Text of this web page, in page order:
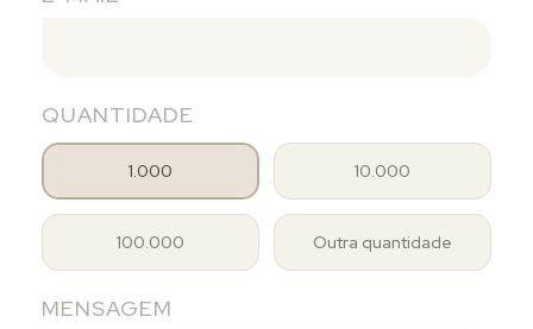
QUANTIDADE
1.000 10.000
100.000 Outra quantidade
MENSAGEM